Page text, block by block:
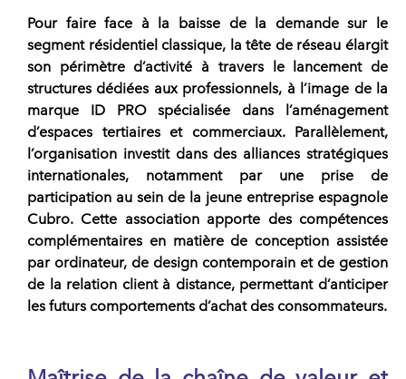
Pour faire face à la baisse de la demande sur le
segment résidentiel classique, la tête de réseau élargit
son périmètre d’activité à travers le lancement de
structures dédiées aux professionnels, à l’image de la
marque ID PRO spécialisée dans l’aménagement
d’espaces tertiaires et commerciaux. Parallèlement,
l’organisation investit dans des alliances stratégiques
internationales, notamment par une prise de
participation au sein de la jeune entreprise espagnole
Cubro. Cette association apporte des compétences
complémentaires en matière de conception assistée
par ordinateur, de design contemporain et de gestion
de la relation client à distance, permettant d’anticiper
les futurs comportements d’achat des consommateurs.